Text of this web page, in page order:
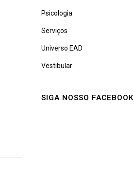
Psicologia
Serviços
Universo EAD
Vestibular
SIGA NOSSO FACEBOOK